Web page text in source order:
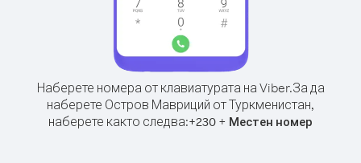
Наберете номера от клавиатурата на Viber.За да
наберете Остров Мавриций от Туркменистан,
наберете както следва:+230 + Местен номер